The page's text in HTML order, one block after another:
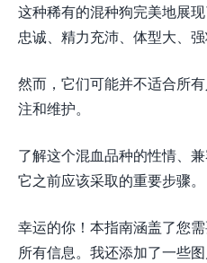
这种稀有的混种狗完美地展
忠诚、精力充沛、体型大、强
然而，它们可能并不适合所
注和维护。
了解这个混血品种的性情、
它之前应该采取的重要步骤。
幸运的你！本指南涵盖了您
所有信息。我还添加了一些图